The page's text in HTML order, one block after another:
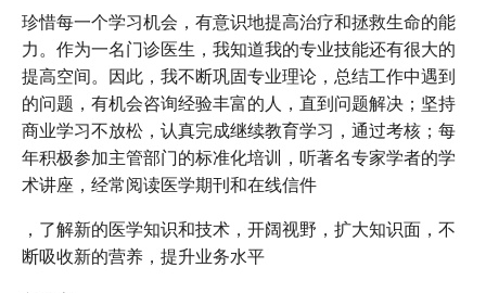
珍惜每一个学习机会，有意识地提高治疗和拯救生命的能
力。作为一名门诊医生，我知道我的专业技能还有很大的
提高空间。因此，我不断巩固专业理论，总结工作中遇到
的问题，有机会咨询经验丰富的人，直到问题解决；坚持
商业学习不放松，认真完成继续教育学习，通过考核；每
年积极参加主管部门的标准化培训，听著名专家学者的学
术讲座，经常阅读医学期刊和在线信件
，了解新的医学知识和技术，开阔视野，扩大知识面，不
断吸收新的营养，提升业务水平